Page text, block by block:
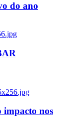
do ano
impacto nos